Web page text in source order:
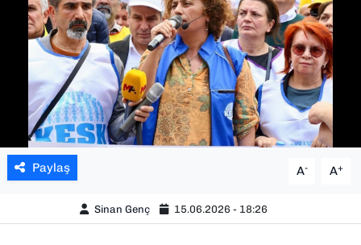
Paylaş A- A+
Sinan Genç 15.06.2026 - 18:26
TEKNOLOJİ
YAŞAM
YEREL YÖNETİMLER